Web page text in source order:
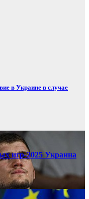
в Украине в случае
игр-2025 Украина